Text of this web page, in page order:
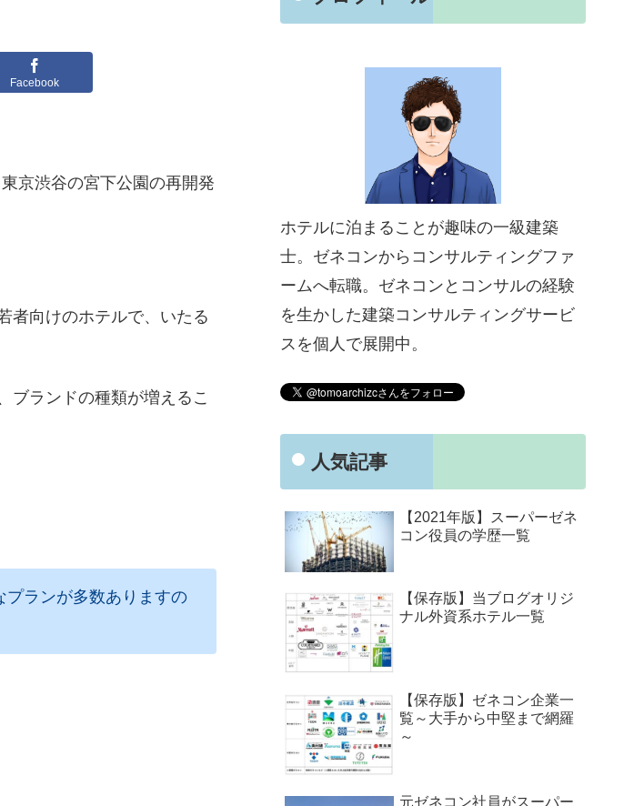
Facebook
京渋谷の宮下公園の再開発
者向けのホテルで、いたる
ブランドの種類が増えるこ
プランが多数ありますの
ホテルに泊まることが趣味の一級建築
士。ゼネコンからコンサルティングファ
ームへ転職。ゼネコンとコンサルの経験
を生かした建築コンサルティングサービ
スを個人で展開中。
人気記事
【2021年版】スーパーゼネ
コン役員の学歴一覧
【保存版】当ブログオリジ
ナル外資系ホテル一覧
【保存版】ゼネコン企業一
覧～大手から中堅まで網羅
～
元ゼネコン社員がスーパー